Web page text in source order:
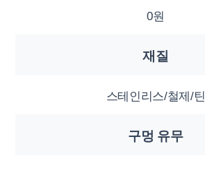
0원
재질
스테인리스/철제/틴
구멍 유무